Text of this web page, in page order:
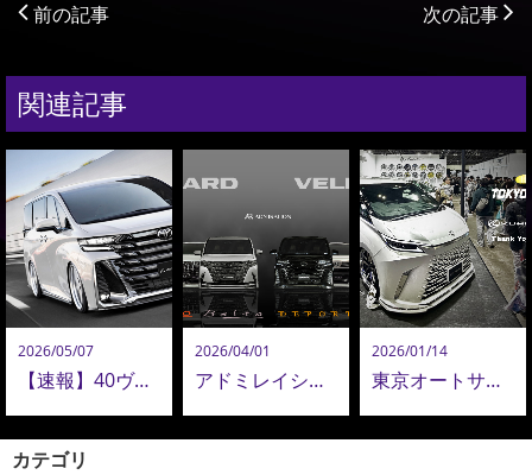
前の記事 次の記事
関連記事
2026/05/07
【速報】40ヴェルファイア コンプリートオーダー再開！ADMIRATION 40ヴェルファイア 最新カスタム公開！
2026/04/01
アドミレイションがおすすめする、アルファード＆ヴェルファイア エアロパーツコレクション
2026/01/14
東京オートサロン2026 ご来場御礼 KUHL & ADMIRATION
カテゴリ